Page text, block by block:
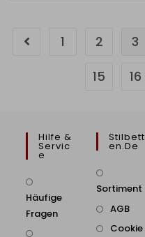
1 2 3
15
16
Hilfe &
Servic
E
Häufige
Fragen
Stilbett
En.de
Sortiment
AGB
Cookie